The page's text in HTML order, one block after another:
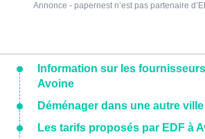
Annonce - papernest n’est pas partenaire
Information sur les
Avoine
Déménager dans une autre ville
Les tarifs proposés par EDF à